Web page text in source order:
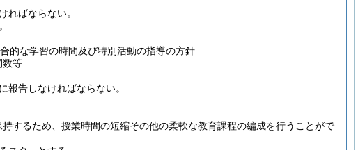
ればならない。
合的な学習の時間及び特別活動の指導の方針
数等
告しなければならない。
するため、授業時間の短縮その他の柔軟な教育課程の編成を行うことがで